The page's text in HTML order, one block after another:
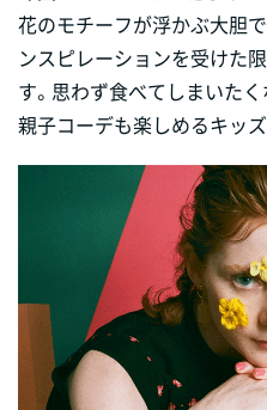
花のモチーフが浮かぶ大胆
ンスピレーションを受けた
す。思わず食べてしまいた
親子コーデも楽しめるキッズ